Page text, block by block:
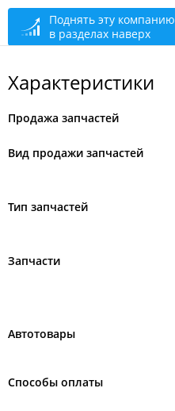
сегодня закрыто
Поднять эту компанию
в разделах наверх
Характеристики
Продажа запчастей
Вид продажи запчастей
Тип запчастей
Запчасти
Автотовары
Способы оплаты